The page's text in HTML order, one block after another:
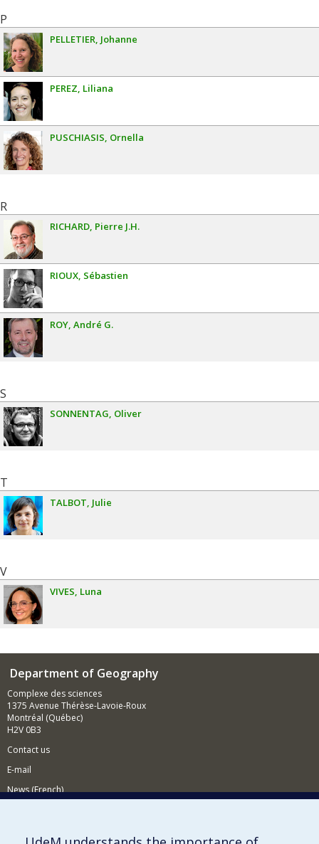
P
PELLETIER Johanne
PEREZ Liliana
PUSCHIASIS Ornella
R
RICHARD Pierre J.H.
RIOUX Sébastien
ROY André G.
S
SONNENTAG Oliver
T
TALBOT Julie
V
VIVES Luna
Department of Geography
Complexe des sciences
1375 Avenue Thérèse-Lavoie-Roux
Montréal (Québec)
H2V 0B3
Contact us
E-mail
News (French)
Supporting the Department